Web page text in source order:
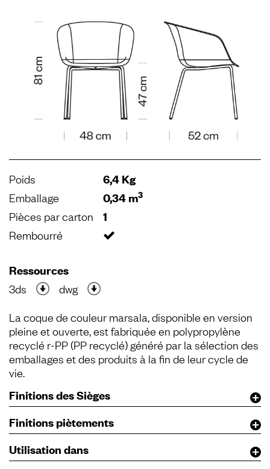
Poids 6,4 Kg
Emballage 0,34 m3
Pièces par carton 1
Rembourré
Ressources
3ds
dwg
La coque de couleur marsala, disponible en version
pleine et ouverte, est fabriquée en polypropylène
recyclé r-PP (PP recyclé) généré par la sélection des
emballages et des produits à la fin de leur cycle de
vie.
Finitions des Sièges
Finitions piètements
Utilisation dans